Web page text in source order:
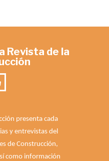
Revista de la
presenta cada
y entrevistas del
de Construcción,
como información